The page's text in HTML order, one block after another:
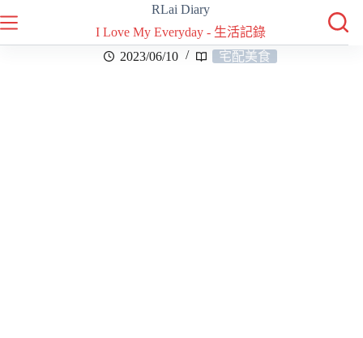
RLai Diary
I Love My Everyday - 生活記錄
2023/06/10
宅配美食